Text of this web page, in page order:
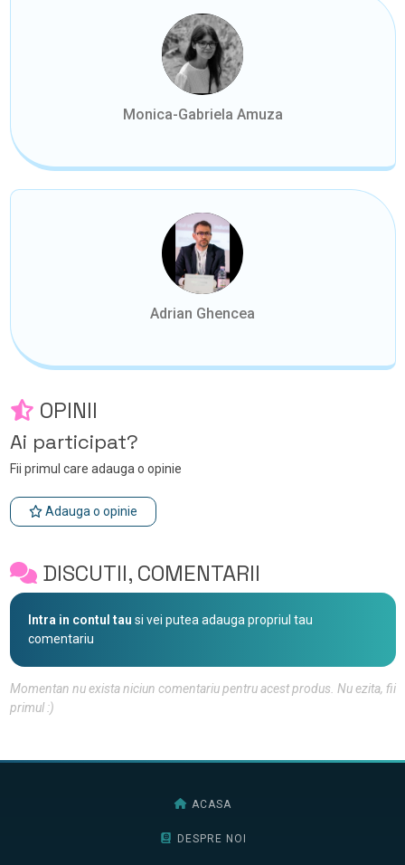
Monica-Gabriela Amuza
Adrian Ghencea
OPINII
Ai participat?
Fii primul care adauga o opinie
Adauga o opinie
DISCUTII, COMENTARII
Intra in contul tau si vei putea adauga propriul tau
comentariu
Momentan nu exista niciun comentariu pentru acest produs. Nu ezita, fii
primul :)
ACASA
DESPRE NOI